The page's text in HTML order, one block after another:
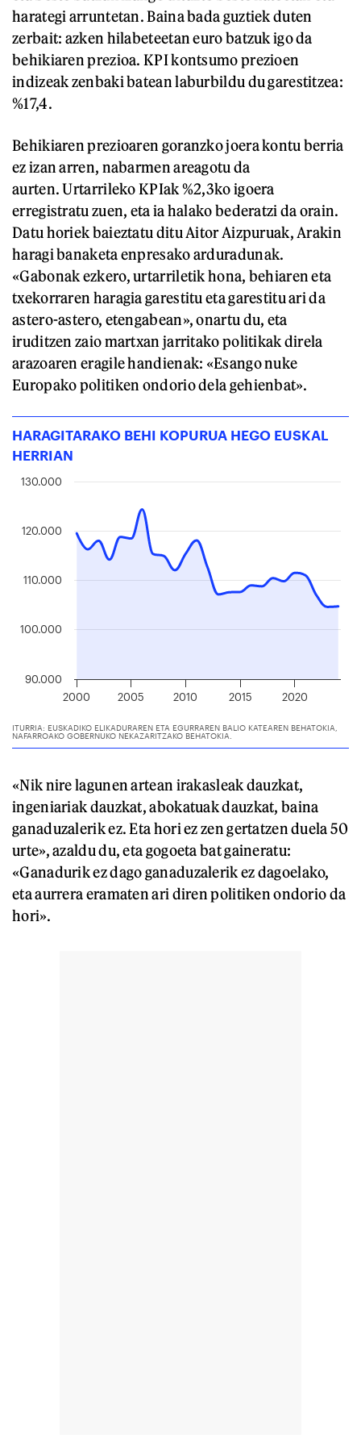
harategi arruntetan. Baina bada guztiek duten
zerbait: azken hilabeteetan euro batzuk igo da
behikiaren prezioa. KPI kontsumo prezioen
indizeak zenbaki batean laburbildu du garestitzea:
%17,4.
Behikiaren prezioaren goranzko joera kontu berria
ez izan arren, nabarmen areagotu da
aurten. Urtarrileko KPIak %2,3ko igoera
erregistratu zuen, eta ia halako bederatzi da orain.
Datu horiek baieztatu ditu Aitor Aizpuruak, Arakin
haragi banaketa enpresako arduradunak.
«Gabonak ezkero, urtarriletik hona, behiaren eta
txekorraren haragia garestitu eta garestitu ari da
astero-astero, etengabean», onartu du, eta
iruditzen zaio martxan jarritako politikak direla
arazoaren eragile handienak: «Esango nuke
Europako politiken ondorio dela gehienbat».
«Nik nire lagunen artean irakasleak dauzkat,
ingeniariak dauzkat, abokatuak dauzkat, baina
ganaduzalerik ez. Eta hori ez zen gertatzen duela 50
urte», azaldu du, eta gogoeta bat gaineratu:
«Ganadurik ez dago ganaduzalerik ez dagoelako,
eta aurrera eramaten ari diren politiken ondorio da
hori».